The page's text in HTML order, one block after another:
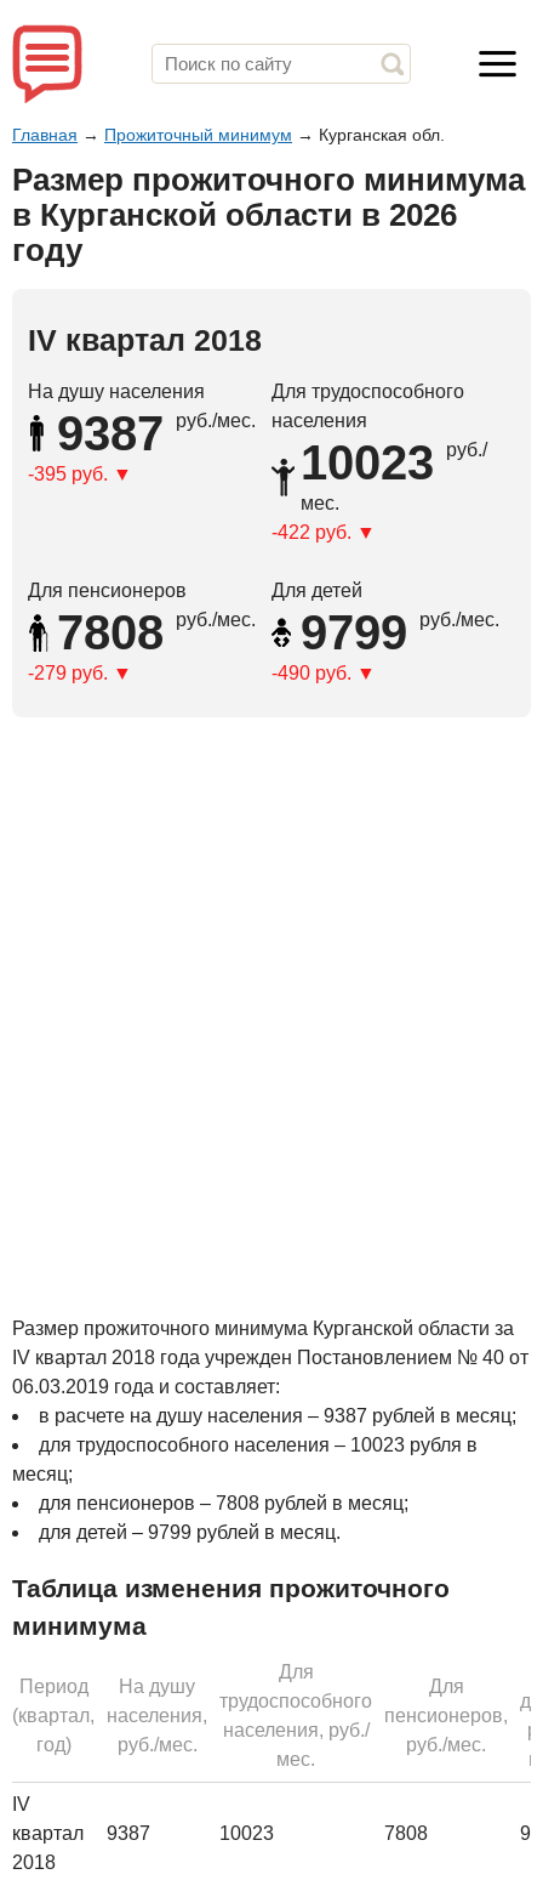
Главная → Прожиточный минимум → Курганская обл.
Размер прожиточного минимума
в Курганской области в 2026
году
IV квартал 2018
На душу населения
9387 руб./мес.
-395 руб.
Для трудоспособного
населения
10023 руб./
мес.
-422 руб.
Для пенсионеров
7808 руб./мес.
-279 руб.
Для детей
9799 руб./мес.
-490 руб.
Размер прожиточного минимума Курганской области за
IV квартал 2018 года учрежден Постановлением № 40 от
06.03.2019 года и составляет:
в расчете на душу населения – 9387 рублей в месяц;
для трудоспособного населения – 10023 рубля в
месяц;
для пенсионеров – 7808 рублей в месяц;
для детей – 9799 рублей в месяц.
Таблица изменения прожиточного
минимума
Период
(квартал,
год)
На душу
населения,
руб./мес.
Для
трудоспособного
населения, руб./
мес.
Для
пенсионеров,
руб./мес.
IV
квартал
2018
9387 10023 7808